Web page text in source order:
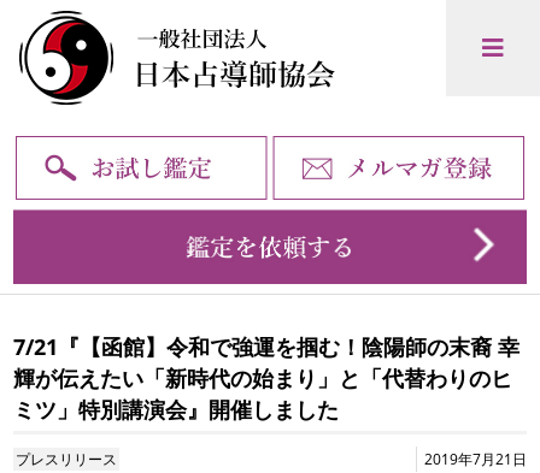
7/21『【函館】令和で強運を掴む！陰陽師の末裔 幸
輝が伝えたい「新時代の始まり」と「代替わりのヒ
ミツ」特別講演会』開催しました
2019年7月21日
プレスリリース